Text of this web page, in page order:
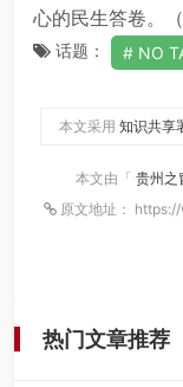
心的民生答卷。（
话题： NO
本文采用 知识共享
本文由「 贵州之
原文地址：
热门文章推荐